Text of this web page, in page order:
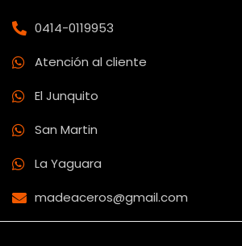
0414-0119953
Atención al cliente
El Junquito
San Martin
La Yaguara
madeaceros@gmail.com